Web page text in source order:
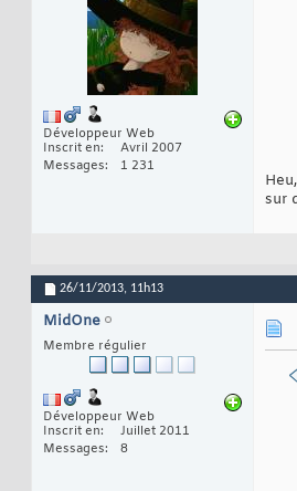
Développeur Web
Inscrit en
Avril 2007
Messages
1 231
sur
26/11/2013, 11h13
MidOne
Membre régulier
Développeur Web
Inscrit en
Juillet 2011
Messages
8